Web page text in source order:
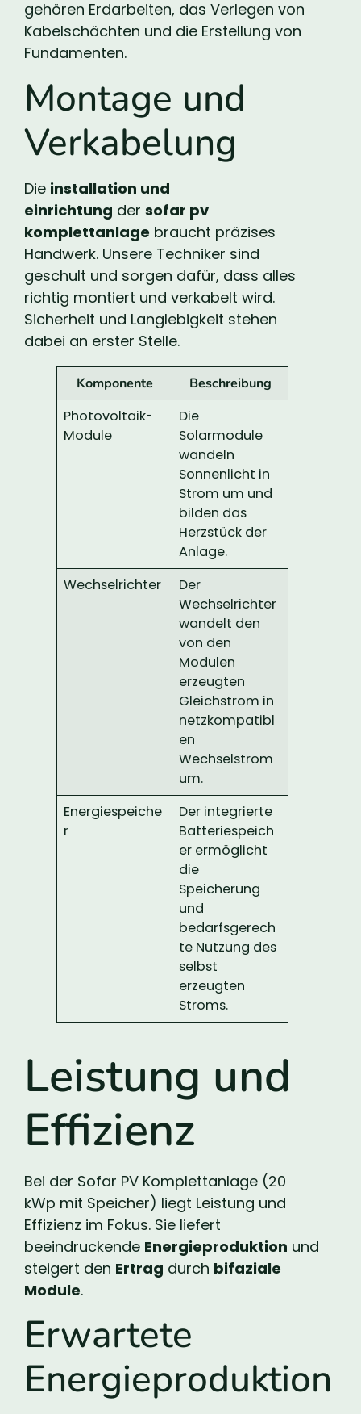
gehören Erdarbeiten, das Verlegen von
Kabelschächten und die Erstellung von
Fundamenten.
Montage und
Verkabelung
Die installation und
einrichtung der sofar pv
komplettanlage braucht präzises
Handwerk. Unsere Techniker sind
geschult und sorgen dafür, dass alles
richtig montiert und verkabelt wird.
Sicherheit und Langlebigkeit stehen
dabei an erster Stelle.
Komponente Beschreibung
Photovoltaik-
Module
Die
Solarmodule
wandeln
Sonnenlicht in
Strom um und
bilden das
Herzstück der
Anlage.
Wechselrichter
Der
Wechselrichter
wandelt den
von den
Modulen
erzeugten
Gleichstrom in
netzkompatibl
en
Wechselstrom
um.
Energiespeiche
r
Der integrierte
Batteriespeich
er ermöglicht
die
Speicherung
und
bedarfsgerech
te Nutzung des
selbst
erzeugten
Stroms.
Leistung und
Effizienz
Bei der Sofar PV Komplettanlage (20
kWp mit Speicher) liegt Leistung und
Effizienz im Fokus. Sie liefert
beeindruckende Energieproduktion und
steigert den Ertrag durch bifaziale
Module.
Erwartete
Energieproduktion